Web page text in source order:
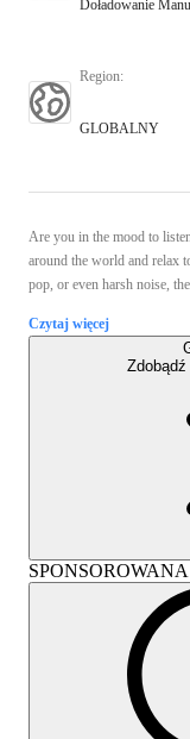
Doładowanie
Region:
GLOBALNY
Are you in the mood to
around the world and relax
pop, or even harsh noise,
Czytaj więcej
SPONSOROWANA